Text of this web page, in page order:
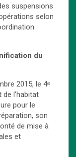
suspensions
selon
du
2015, le 4ᵉ
l’habitat
pour le
son
de mise à
et